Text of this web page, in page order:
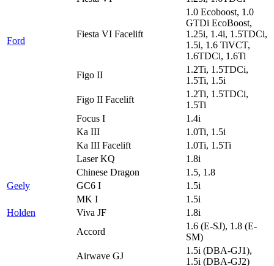
Ford
Fiesta VI Facelift
1.0 Ecoboost, 1.0
GTDi EcoBoost,
1.25i, 1.4i, 1.5TDCi,
1.5i, 1.6 TiVCT,
1.6TDCi, 1.6Ti
Figo II
1.2Ti, 1.5TDCi,
1.5Ti, 1.5i
Figo II Facelift
1.2Ti, 1.5TDCi,
1.5Ti
Focus I
1.4i
Ka III
1.0Ti, 1.5i
Ka III Facelift
1.0Ti, 1.5Ti
Laser KQ
1.8i
Geely
Chinese Dragon
1.5, 1.8
GC6 I
1.5i
MK I
1.5i
Holden
Viva JF 1.8i
Accord
1.6 (E-SJ), 1.8 (E-
SM)
Airwave GJ
1.5i (DBA-GJ1),
1.5i (DBA-GJ2)